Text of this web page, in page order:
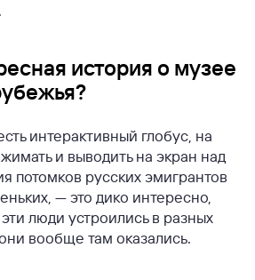
история о музее
интерактивный глобус, на
и выводить на экран над
потомков русских эмигрантов
— это дико интересно,
люди устроились в разных
они вообще там оказались.